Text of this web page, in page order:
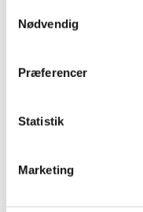
Nødvendig
Præferencer
Statistik
Marketing
lokal levering efter